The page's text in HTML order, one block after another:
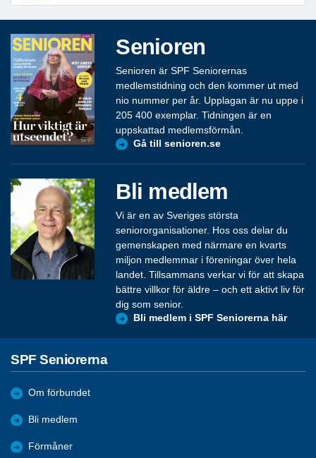
Senioren
Senioren är SPF Seniorernas
medlemstidning och den kommer ut med
nio nummer per år. Upplagan är nu uppe i
205 400 exemplar. Tidningen är en
uppskattad medlemsförmån.
Gå till senioren.se
Bli medlem
Vi är en av Sveriges största
seniororganisationer. Hos oss delar du
gemenskapen med närmare en kvarts
miljon medlemmar i föreningar över hela
landet. Tillsammans verkar vi för att skapa
bättre villkor för äldre – och ett aktivt liv för
dig som senior.
Bli medlem i SPF Seniorerna här
SPF Seniorerna
Om förbundet
Bli medlem
Förmåner